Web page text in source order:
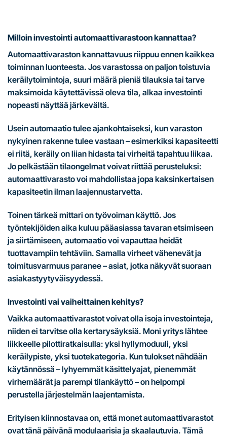
Milloin investointi automaattivarastoon kannattaa?
Automaattivaraston kannattavuus riippuu ennen kaikkea
toiminnan luonteesta. Jos varastossa on paljon toistuvia
keräilytoimintoja, suuri määrä pieniä tilauksia tai tarve
maksimoida käytettävissä oleva tila, alkaa investointi
nopeasti näyttää järkevältä.
Usein automaatio tulee ajankohtaiseksi, kun varaston
nykyinen rakenne tulee vastaan – esimerkiksi kapasiteetti
ei riitä, keräily on liian hidasta tai virheitä tapahtuu liikaa.
Jo pelkästään tilaongelmat voivat riittää perusteluksi:
automaattivarasto voi mahdollistaa jopa kaksinkertaisen
kapasiteetin ilman laajennustarvetta.
Toinen tärkeä mittari on työvoiman käyttö. Jos
työntekijöiden aika kuluu pääasiassa tavaran etsimiseen
ja siirtämiseen, automaatio voi vapauttaa heidät
tuottavampiin tehtäviin. Samalla virheet vähenevät ja
toimitusvarmuus paranee – asiat, jotka näkyvät suoraan
asiakastyytyväisyydessä.
Investointi vai vaiheittainen kehitys?
Vaikka automaattivarastot voivat olla isoja investointeja,
niiden ei tarvitse olla kertarysäyksiä. Moni yritys lähtee
liikkeelle pilottiratkaisulla: yksi hyllymoduuli, yksi
keräilypiste, yksi tuotekategoria. Kun tulokset nähdään
käytännössä – lyhyemmät käsittelyajat, pienemmät
virhemäärät ja parempi tilankäyttö – on helpompi
perustella järjestelmän laajentamista.
Erityisen kiinnostavaa on, että monet automaattivarastot
ovat tänä päivänä modulaarisia ja skaalautuvia. Tämä